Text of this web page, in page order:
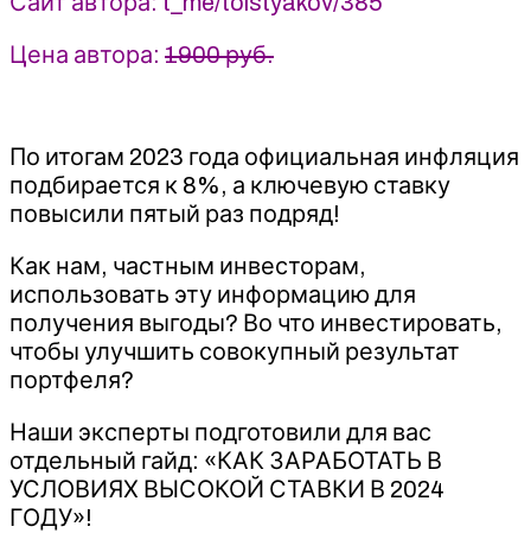
Дмитрий
Цена автора: 1900 руб.
По итогам 2023 года официальная инфляция
подбирается к 8%, а ключевую ставку
повысили пятый раз подряд!
Как нам, частным инвесторам,
использовать эту информацию для
получения выгоды? Во что инвестировать,
чтобы улучшить совокупный результат
портфеля?
Наши эксперты подготовили для вас
отдельный гайд: «КАК ЗАРАБОТАТЬ В
УСЛОВИЯХ ВЫСОКОЙ СТАВКИ В 2024
ГОДУ»!